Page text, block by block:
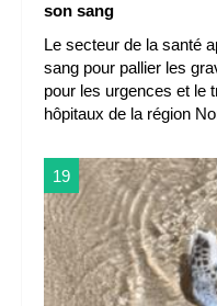
son sang
Le secteur de la santé
sang pour pallier les
pour les urgences et le
hôpitaux de la région
19